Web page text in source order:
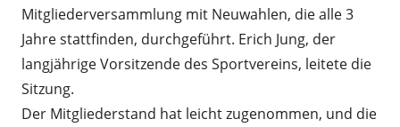
Mitgliederversammlung mit Neuwahlen, die alle 3
Jahre stattfinden, durchgeführt. Erich Jung, der
langjährige Vorsitzende des Sportvereins, leitete die
Sitzung.
Der Mitgliederstand hat leicht zugenommen, und die